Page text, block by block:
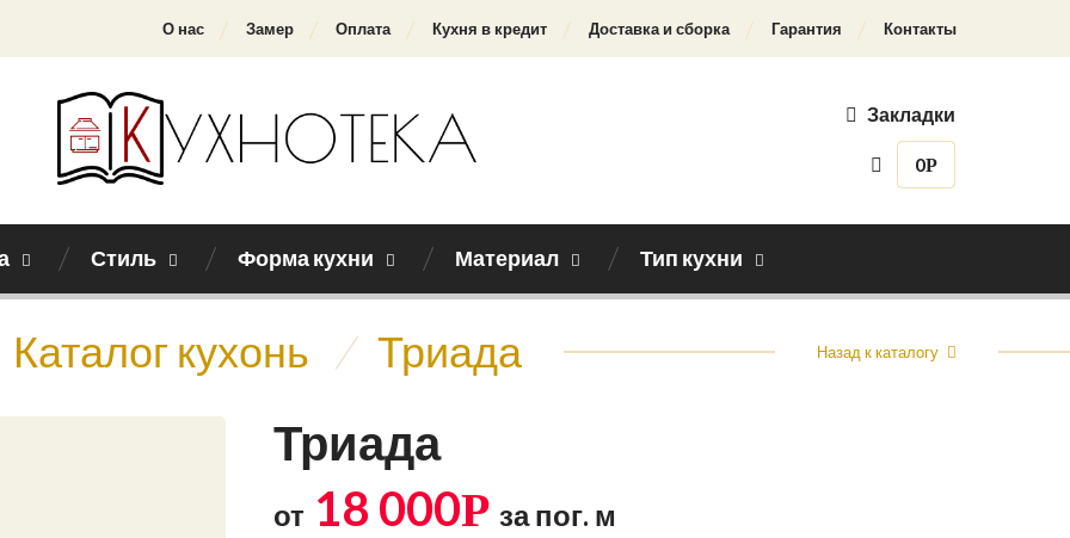
О нас Замер Оплата Кухня в кредит Доставка и сборка Гарантия Контакты
Закладки
0Р
Стиль Форма кухни Материал Тип кухни
Каталог кухонь / Триада Назад к каталогу
Триада
от 18 000Р за пог. м